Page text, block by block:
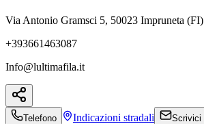
Via Antonio Gramsci 5, 50023 Impruneta (FI)
+393661463087
Info@lultimafila.it
Telefono Indicazioni stradali Scrivici